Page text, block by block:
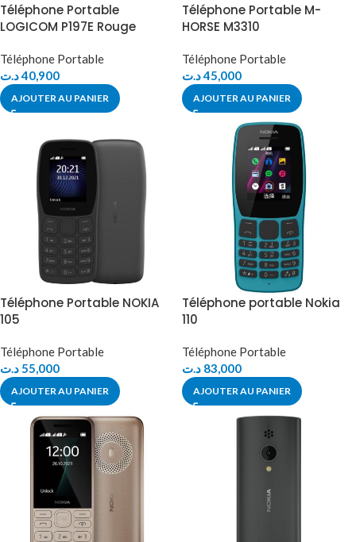
Téléphone Portable
LOGICOM P197E Rouge
Téléphone Portable
40,900د.ت
AJOUTER AU PANIER
Téléphone Portable M-
HORSE M3310
Téléphone Portable
45,000د.ت
AJOUTER AU PANIER
Téléphone Portable NOKIA
105
Téléphone Portable
55,000د.ت
AJOUTER AU PANIER
Téléphone portable Nokia
110
Téléphone Portable
83,000 د.ت
AJOUTER AU PANIER